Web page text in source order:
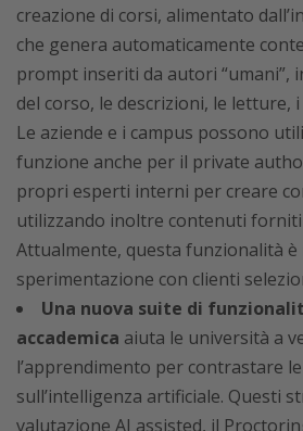
creazione di corsi, alimentato
che genera automaticamente
prompt inseriti da autori “umani”,
del corso, le descrizioni, le letture,
Le aziende e i campus possono
funzione anche per il private
propri esperti interni per creare
utilizzando inoltre contenuti
Attualmente, questa funzionalità è
sperimentazione con clienti
Una nuova suite di
accademica aiuta le università a
l’apprendimento per contrastare
sull’intelligenza artificiale. Questi
valutazione AI assisted, il